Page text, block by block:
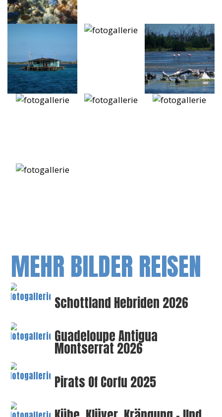
MEHR BILDER REISEN
Schottland Hebriden 2026
Guadeloupe Antigua
Montserrat 2026
Pirats Of Corfu 2025